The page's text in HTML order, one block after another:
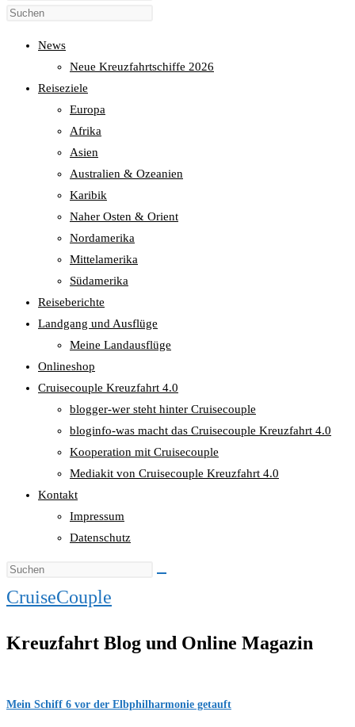
Website
News
Neue Kreuzfahrtschiffe 2026
Reiseziele
Europa
Afrika
Asien
Australien & Ozeanien
Karibik
Naher Osten & Orient
Nordamerika
Mittelamerika
Südamerika
Reiseberichte
Landgang und Ausflüge
Meine Landausflüge
Onlineshop
Cruisecouple Kreuzfahrt 4.0
blogger-wer steht hinter Cruisecouple
bloginfo-was macht das Cruisecouple Kreuzfahrt 4.0
Kooperation mit Cruisecouple
Mediakit von Cruisecouple Kreuzfahrt 4.0
Kontakt
Impressum
Datenschutz
CruiseCouple
Kreuzfahrt Blog und Online Magazin
Mein Schiff 6 vor der Elbphilharmonie getauft